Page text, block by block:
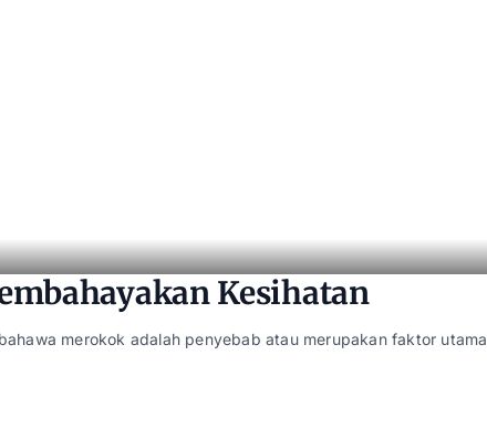
Kesihatan
merokok adalah penyebab atau merupakan faktor utama